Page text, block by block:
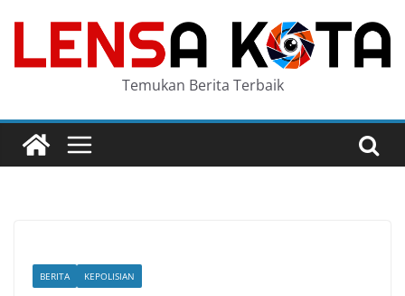
content
Temukan Berita Terbaik
BERITA KEPOLISIAN